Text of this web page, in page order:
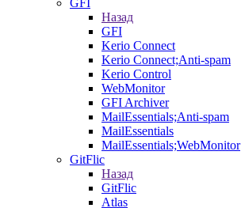
GFI
Назад
GFI
Kerio Connect
Kerio Connect;Anti-spam
Kerio Control
WebMonitor
GFI Archiver
MailEssentials;Anti-spam
MailEssentials
MailEssentials;WebMonitor
GitFlic
Назад
GitFlic
Atlas